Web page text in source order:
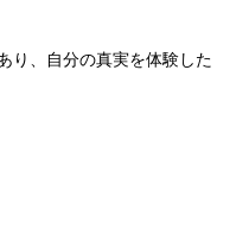
り、自分の真実を体験した